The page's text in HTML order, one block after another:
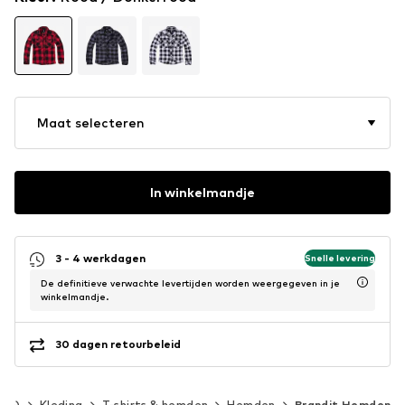
Maat selecteren
In winkelmandje
3 - 4 werkdagen Snelle levering
De definitieve verwachte levertijden worden weergegeven in je
winkelmandje.
30 dagen retourbeleid